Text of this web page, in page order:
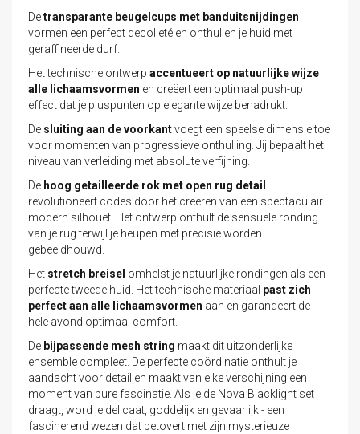
Detransparante beugelcups met banduitsnijdingen
vormen een perfect decolleté en onthullen je huid met
geraffineerde durf.
Het technische ontwerp accentueert op natuurlijke wijze
alle lichaamsvormen en creëert een optimaal push-up
effect dat je pluspunten op elegante wijze benadrukt.
De sluiting aan de voorkantvoegt een speelse dimensie toe
voor momenten van progressieve onthulling. Jij bepaalt het
niveau van verleiding met absolute verfijning.
De hoog getailleerde rok met open rug detail
revolutioneert codes door het creëren van een spectaculair
modern silhouet. Het ontwerp onthult de sensuele ronding
van je rug terwijl je heupen met precisie worden
gebeeldhouwd.
Het stretch breisel omhelst je natuurlijke rondingen als een
perfecte tweede huid. Het technische materiaal past zich
perfect aan alle lichaamsvormen aan en garandeert de
hele avond optimaal comfort.
De bijpassende mesh string maakt dit uitzonderlijke
ensemble compleet. De perfecte coördinatie onthult je
aandacht voor detail en maakt van elke verschijning een
moment van pure fascinatie. Als je de Nova Blacklight set
draagt, word je delicaat, goddelijk en gevaarlijk - een
fascinerend wezen dat betovert met zijn mysterieuze